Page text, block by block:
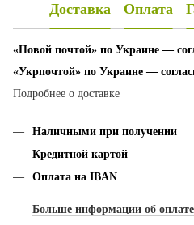
Доставка Оплата
«Новой почтой» по Украине —
«Укрпочтой» по Украине —
Подробнее о доставке
Наличными при получении
Кредитной картой
Оплата на IBAN
Больше информации об оплате